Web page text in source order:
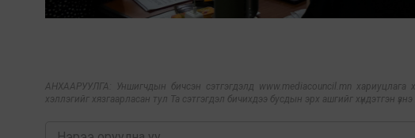
АНХААРУУЛГА: Уншигчдын бичсэн сэтгэгдэлд www.mediacouncil.mn хариуцлага
хэллэгийг хязгаарласан тул Та сэтгэгдэл бичихдээ бусдын эрх ашгийг хүндэтгэн